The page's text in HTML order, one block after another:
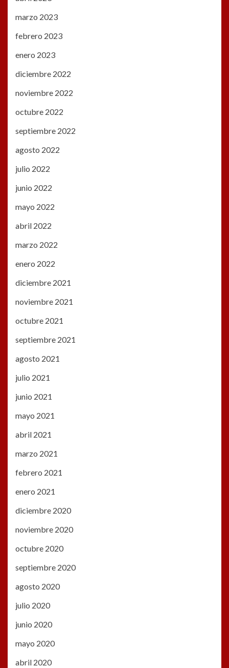
marzo 2023
febrero 2023
enero 2023
diciembre 2022
noviembre 2022
octubre 2022
septiembre 2022
agosto 2022
julio 2022
junio 2022
mayo 2022
abril 2022
marzo 2022
enero 2022
diciembre 2021
noviembre 2021
octubre 2021
septiembre 2021
agosto 2021
julio 2021
junio 2021
mayo 2021
abril 2021
marzo 2021
febrero 2021
enero 2021
diciembre 2020
noviembre 2020
octubre 2020
septiembre 2020
agosto 2020
julio 2020
junio 2020
mayo 2020
abril 2020